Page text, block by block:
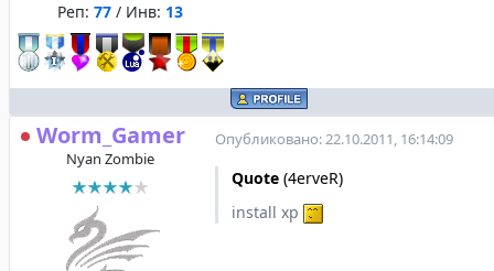
Реп: 77 / Инв: 13
Worm_Gamer
Nyan Zombie
Опубликовано: 22.10.2011, 16:14:09
Quote (4erveR)
install xp